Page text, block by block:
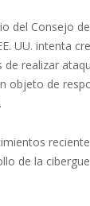
del Consejo
UU. intenta
realizar
objeto de
de la